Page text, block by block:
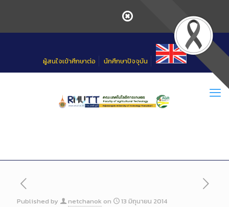
ผู้สนใจเข้าศึกษาต่อ นักศึกษาปัจจุบัน
Published by netchanok on 13 มิถุนายน 2014